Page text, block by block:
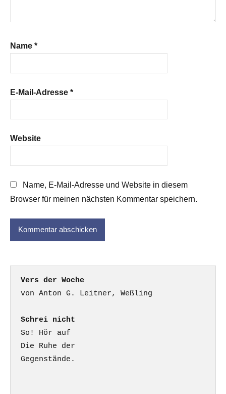
Name *
E-Mail-Adresse *
Website
Name, E-Mail-Adresse und Website in diesem
Browser für meinen nächsten Kommentar speichern.
Vers der Woche
Schrei nicht
So! Hör auf
Die Ruhe der
Gegenstände.